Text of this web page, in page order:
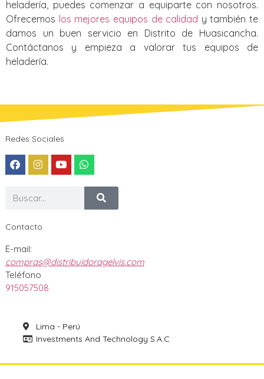
heladería, puedes comenzar a equiparte con nosotros.
Ofrecemos los mejores equipos de calidad y también te
damos un buen servicio en Distrito de Huasicancha.
Contáctanos y empieza a valorar tus equipos de
heladería.
Redes Sociales
Contacto
E-mail:
compras@distribuidoragelvis.com
Teléfono
915057508
Lima - Perú
Investments And Technology S.A.C